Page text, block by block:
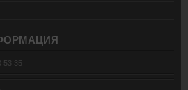
53 35